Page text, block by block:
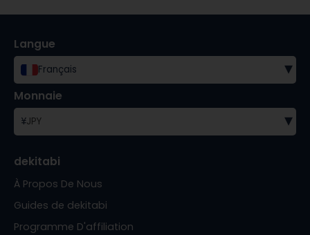
Langue
Français ▾
Monnaie
¥JPY ▾
dekitabi
À Propos De Nous
Guides de dekitabi
Programme D'affiliation